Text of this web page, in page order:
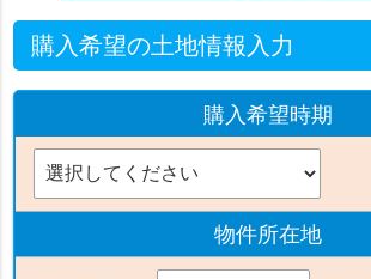
購入希望の土地情報入力
購入希望時期
物件所在地